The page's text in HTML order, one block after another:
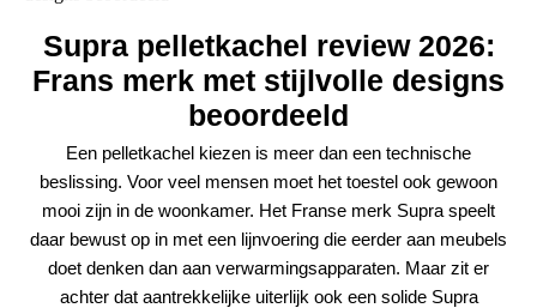
Supra pelletkachel review 2026:
Frans merk met stijlvolle designs
beoordeeld
Een pelletkachel kiezen is meer dan een technische
beslissing. Voor veel mensen moet het toestel ook gewoon
mooi zijn in de woonkamer. Het Franse merk Supra speelt
daar bewust op in met een lijnvoering die eerder aan meubels
doet denken dan aan verwarmingsapparaten. Maar zit er
achter dat aantrekkelijke uiterlijk ook een solide Supra